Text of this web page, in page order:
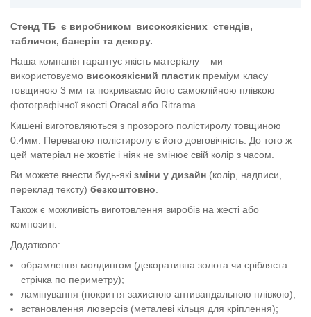
Стенд ТБ є виробником високоякісних стендів,
табличок, банерів та декору.
Наша компанія гарантує якість матеріалу – ми
використовуємо високоякісний пластик преміум класу
товщиною 3 мм та покриваємо його самоклійною плівкою
фотографічної якості Oracal або Ritrama.
Кишені виготовляються з прозорого полістиролу товщиною
0.4мм. Перевагою полістиролу є його довговічність. До того ж
цей матеріал не жовтіє і ніяк не змінює свій колір з часом.
Ви можете внести будь-які зміни у дизайн (колір, надписи,
переклад тексту) безкоштовно
Також є можливість виготовлення виробів на жесті або
композиті.
Додатково:
обрамлення молдингом (декоративна золота чи срібляста
стрічка по периметру);
ламінування (покриття захисною антивандальною плівкою);
встановлення люверсів (металеві кільця для кріплення);